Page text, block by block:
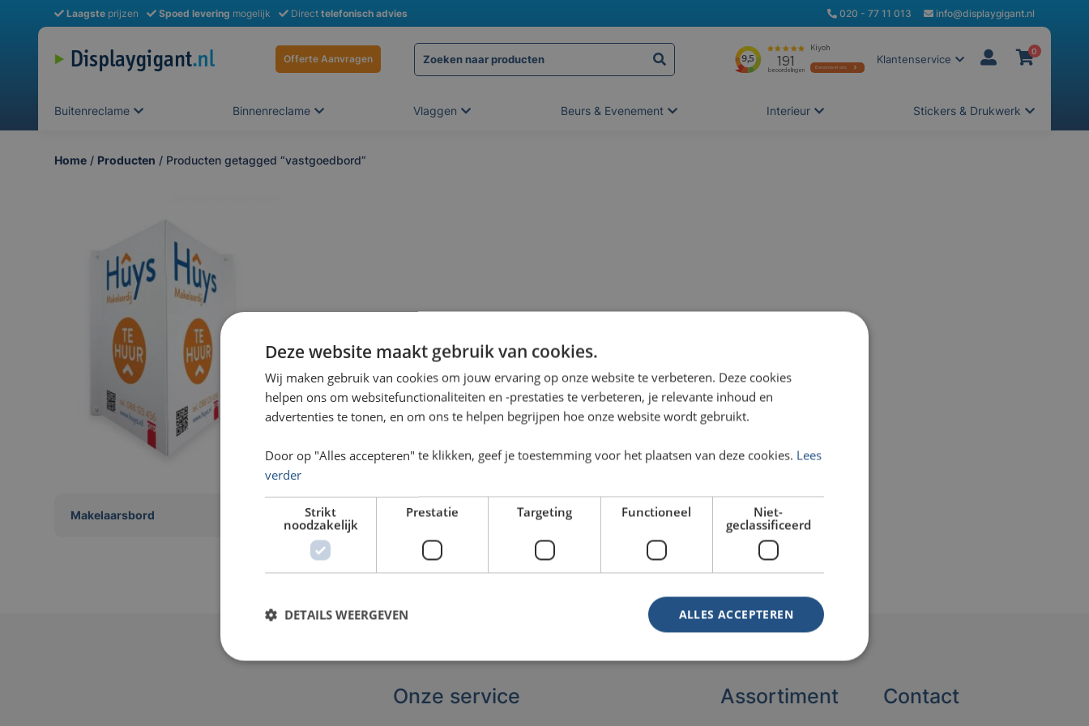
Laagste prijzen Spoed levering mogelijk Directtelefonisch advies 020 - 77 11 013 info@displaygigant.nl
Offerte Aanvragen Klantenservice
0
Buitenreclame Binnenreclame Vlaggen Beurs & Evenement Interieur Stickers & Drukwerk
Home / Producten / Producten getagged “vastgoedbord”
Makelaarsbord
Onze service Assortiment Contact
Deze website maakt gebruik van cookies.
Wij maken gebruik van cookies om jouw ervaring op onze website te verbeteren. Deze cookies
helpen ons om websitefunctionaliteiten en -prestaties te verbeteren, je relevante inhoud en
advertenties te tonen, en om ons te helpen begrijpen hoe onze website wordt gebruikt.
Door op "Alles accepteren" te klikken, geef je toestemming voor het plaatsen van deze cookies. Lees
verder
Strikt
noodzakelijk
Prestatie Targeting Functioneel
Niet-
geclassificeerd
ALLES ACCEPTEREN
DETAILS WEERGEVEN